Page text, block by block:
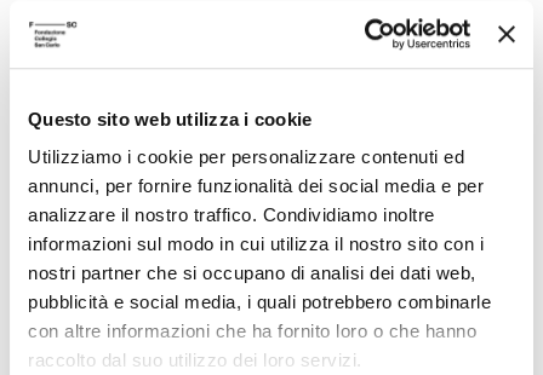
Questo sito web utilizza i cookie
Utilizziamo i cookie per personalizzare contenuti ed
annunci, per fornire funzionalità dei social media e per
analizzare il nostro traffico. Condividiamo inoltre
informazioni sul modo in cui utilizza il nostro sito con i
nostri partner che si occupano di analisi dei dati web,
pubblicità e social media, i quali potrebbero combinarle
con altre informazioni che ha fornito loro o che hanno
raccolto dal suo utilizzo dei loro servizi.
(*) I titoli contrassegnati con l'asterisco sono disponibili, o in
corso di acquisizione, per la consultazione e il prestito presso
Presso la sede della Biblioteca, dopo una settimana dalla data
della conferenza, è possibile ascoltarne la registrazione.
ALTRE CONFERENZE DEL CICLO